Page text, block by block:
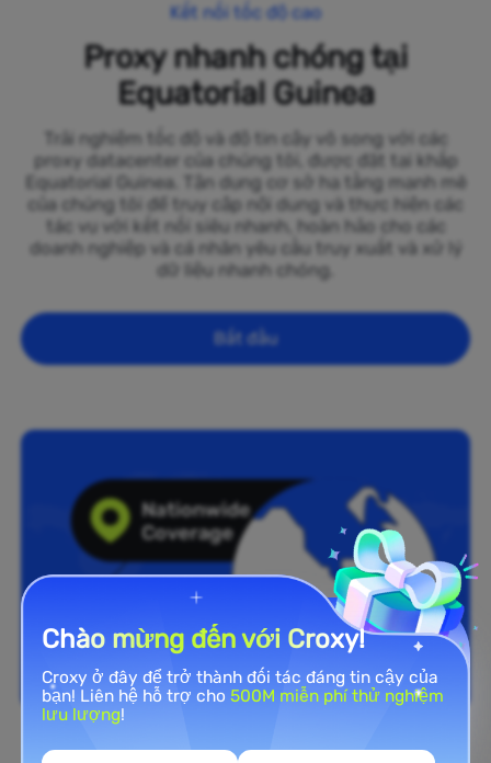
Kết nối tốc độ cao
Proxy nhanh chóng tại
Equatorial Guinea
Trải nghiệm tốc độ và độ tin cậy vô song với các
proxy datacenter của chúng tôi, được đặt tại khắp
Equatorial Guinea. Tận dụng cơ sở hạ tầng mạnh mẽ
của chúng tôi để truy cập nội dung và thực hiện các
tác vụ với kết nối siêu nhanh, hoàn hảo cho các
doanh nghiệp và cá nhân yêu cầu truy xuất và xử lý
dữ liệu nhanh chóng.
Bắt đầu
Chào mừng đến với Croxy!
Croxy ở đây để trở thành đối tác đáng tin cậy của
bạn! Liên hệ hỗ trợ cho500M miễn phí thử nghiệm
lưu lượng!